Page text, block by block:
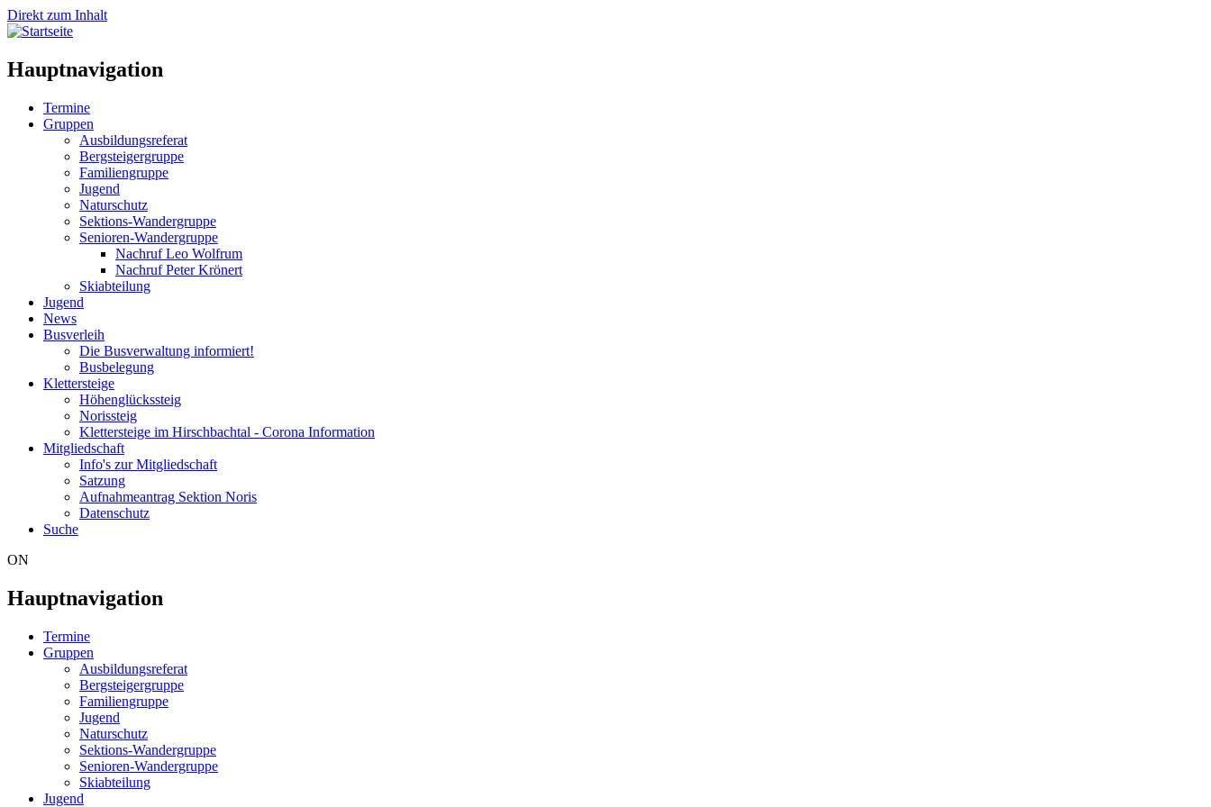
Direkt zum Inhalt
Hauptnavigation
Termine
Gruppen
Ausbildungsreferat
Bergsteigergruppe
Familiengruppe
Jugend
Naturschutz
Sektions-Wandergruppe
Senioren-Wandergruppe
Nachruf Leo Wolfrum
Nachruf Peter Krönert
Skiabteilung
Jugend
News
Busverleih
Die Busverwaltung informiert!
Busbelegung
Klettersteige
Höhenglückssteig
Norissteig
Klettersteige im Hirschbachtal - Corona Information
Mitgliedschaft
Info's zur Mitgliedschaft
Satzung
Aufnahmeantrag Sektion Noris
Datenschutz
Suche
ON
Hauptnavigation
Termine
Gruppen
Ausbildungsreferat
Bergsteigergruppe
Familiengruppe
Jugend
Naturschutz
Sektions-Wandergruppe
Senioren-Wandergruppe
Skiabteilung
Jugend